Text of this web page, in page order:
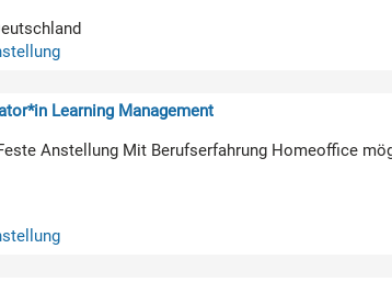
Learning Management
Anstellung Mit Berufserfahrung Homeoffice